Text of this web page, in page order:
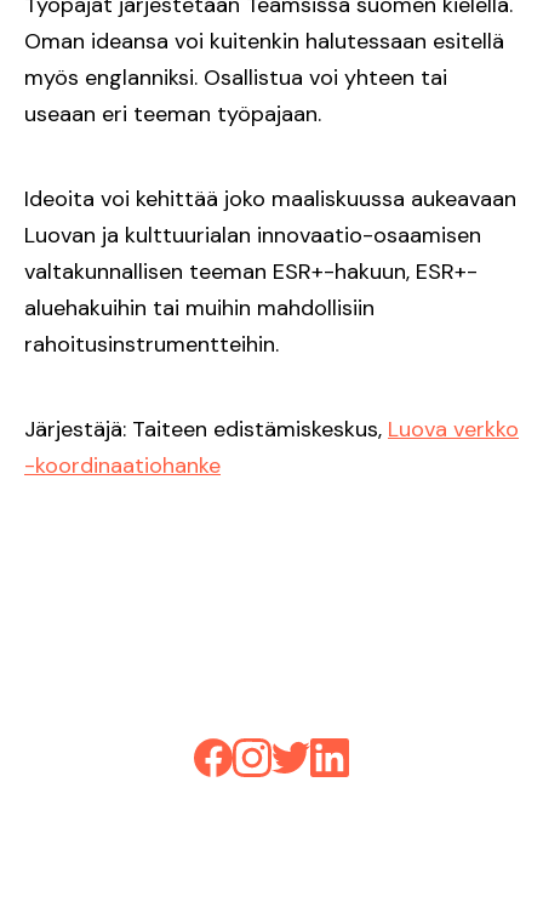
Oman ideansa voi kuitenkin halutessaan esitellä
myös englanniksi. Osallistua voi yhteen tai
useaan eri teeman työpajaan.
Ideoita voi kehittää joko maaliskuussa aukeavaan
Luovan ja kulttuurialan innovaatio-osaamisen
valtakunnallisen teeman ESR+-hakuun, ESR+-
aluehakuihin tai muihin mahdollisiin
rahoitusinstrumentteihin.
Järjestäjä: Taiteen edistämiskeskus, Luova verkko
-koordinaatiohanke